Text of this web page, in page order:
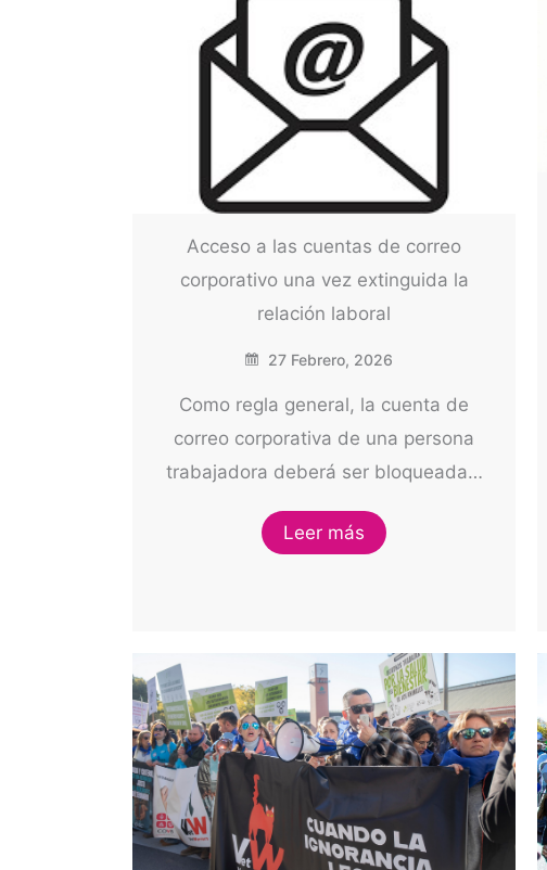
Acceso a las cuentas de correo
corporativo una vez extinguida la
relación laboral
27 Febrero, 2026
Como regla general, la cuenta de
correo corporativa de una persona
trabajadora deberá ser bloqueada…
Leer más